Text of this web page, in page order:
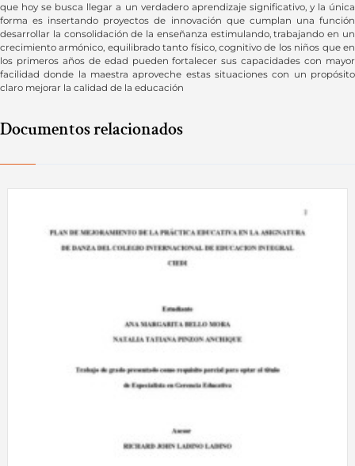
que hoy se busca llegar a un verdadero aprendizaje significativo, y la única
forma es insertando proyectos de innovación que cumplan una función
desarrollar la consolidación de la enseñanza estimulando, trabajando en un
crecimiento armónico, equilibrado tanto físico, cognitivo de los niños que en
los primeros años de edad pueden fortalecer sus capacidades con mayor
facilidad donde la maestra aproveche estas situaciones con un propósito
claro mejorar la calidad de la educación
Documentos relacionados